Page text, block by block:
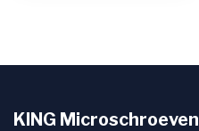
KING Microschroeven